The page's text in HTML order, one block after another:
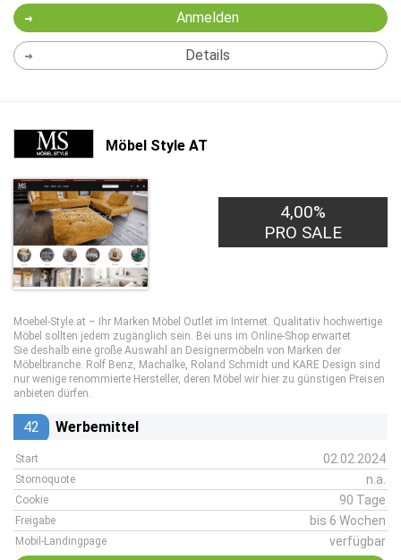
Anmelden
Details
Möbel Style AT
4,00%
PRO SALE
Moebel-Style.at – Ihr Marken Möbel Outlet im Internet. Qualitativ hochwertige
Möbel sollten jedem zugänglich sein. Bei uns im Online-Shop erwartet
Sie deshalb eine große Auswahl an Designermöbeln von Marken der
Möbelbranche. Rolf Benz, Machalke, Roland Schmidt und KARE Design sind
nur wenige renommierte Hersteller, deren Möbel wir hier zu günstigen Preisen
anbieten dürfen.
42 Werbemittel
Start 02.02.2024
Stornoquote n.a.
Cookie 90 Tage
Freigabe bis 6 Wochen
Mobil-Landingpage verfügbar